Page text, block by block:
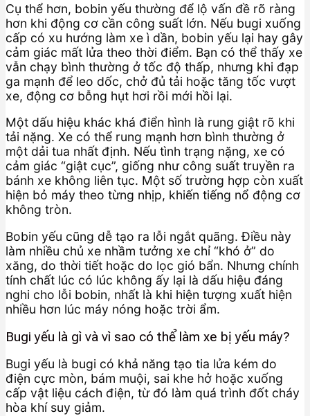
Cụ thể hơn, bobin yếu thường để lộ vấn đề rõ ràng
hơn khi động cơ cần công suất lớn. Nếu bugi xuống
cấp có xu hướng làm xe ì dần, bobin yếu lại hay gây
cảm giác mất lửa theo thời điểm. Bạn có thể thấy xe
vẫn chạy bình thường ở tốc độ thấp, nhưng khi đạp
ga mạnh để leo dốc, chở đủ tải hoặc tăng tốc vượt
xe, động cơ bỗng hụt hơi rồi mới hồi lại.
Một dấu hiệu khác khá điển hình là rung giật rõ khi
tải nặng. Xe có thể rung mạnh hơn bình thường ở
một dải tua nhất định. Nếu tình trạng nặng, xe có
cảm giác “giật cục”, giống như công suất truyền ra
bánh xe không liên tục. Một số trường hợp còn xuất
hiện bỏ máy theo từng nhịp, khiến tiếng nổ động cơ
không tròn.
Bobin yếu cũng dễ tạo ra lỗi ngắt quãng. Điều này
làm nhiều chủ xe nhầm tưởng xe chỉ “khó ở” do
xăng, do thời tiết hoặc do lọc gió bẩn. Nhưng chính
tính chất lúc có lúc không ấy lại là dấu hiệu đáng
nghi cho lỗi bobin, nhất là khi hiện tượng xuất hiện
nhiều hơn lúc máy nóng hoặc trời ẩm.
Bugi yếu là gì và vì sao có thể làm xe bị yếu máy?
Bugi yếu là bugi có khả năng tạo tia lửa kém do
điện cực mòn, bám muội, sai khe hở hoặc xuống
cấp vật liệu cách điện, từ đó làm quá trình đốt cháy
hòa khí suy giảm.